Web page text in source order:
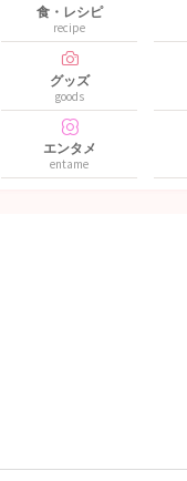
食・レシピ
recipe
グッズ
goods
エンタメ
entame